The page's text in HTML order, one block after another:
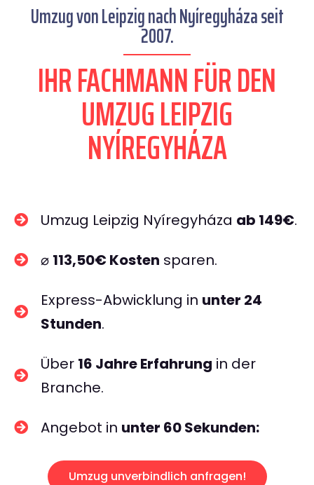
Umzug von Leipzig nach Nyíregyháza seit
2007.
IHR FACHMANN FÜR DEN
UMZUG LEIPZIG
NYÍREGYHÁZA
Umzug Leipzig Nyíregyháza ab 149€.
⌀ 113,50€ Kosten sparen.
Express-Abwicklung in unter 24
Stunden.
Über 16 Jahre Erfahrung in der
Branche.
Angebot in unter 60 Sekunden:
Umzug unverbindlich anfragen!